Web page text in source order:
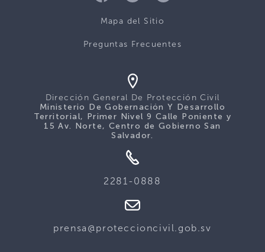
Mapa del Sitio
Preguntas Frecuentes
Dirección General De Protección Civil
Ministerio De Gobernación Y Desarrollo
Territorial, Primer Nivel 9 Calle Poniente y
15 Av. Norte, Centro de Gobierno San
Salvador.
2281-0888
prensa@proteccioncivil.gob.sv